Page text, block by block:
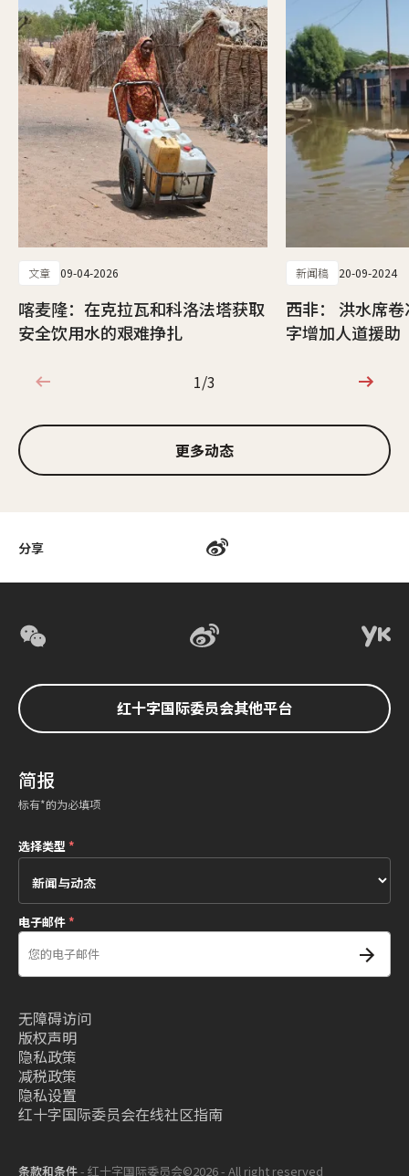
分享
文章 09-04-2026
喀麦隆：在克拉瓦和科洛法塔获取
安全饮用水的艰难挣扎
新闻稿 20-09-2024
西非： 洪水席
字增加人道援助
1/3
1/3
更多动态
红十字国际委员会其他平台
简报
标有*的为必填项
选择类型*
电子邮件*
无障碍访问
版权声明
隐私政策
减税政策
隐私设置
红十字国际委员会在线社区指南
条款和条件- 红十字国际委员会©2026 - All right reserved